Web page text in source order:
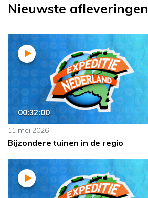
Nieuwste afleveringen
00:32:00
11 mei 2026
Bijzondere tuinen in de regio